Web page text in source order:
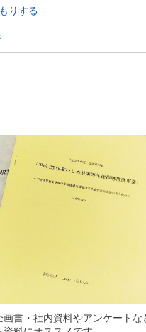
りする
書・社内資料やアンケートな